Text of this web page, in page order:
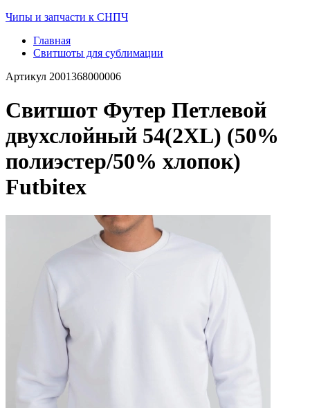
Чипы и запчасти к СНПЧ
Главная
Свитшоты для сублимации
Артикул 2001368000006
Свитшот Футер Петлевой
двухслойный 54(2XL) (50%
полиэстер/50% хлопок)
Futbitex